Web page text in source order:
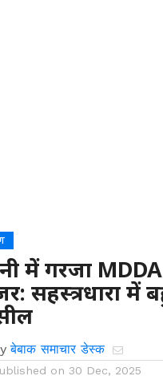
में गरजा
सहस्त्रधारा में
बेबाक समाचार डेस्क
on 30 Dec, 2025